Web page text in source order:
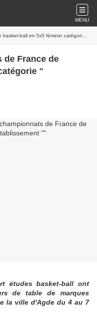
MENU
en 5x5 féminin catégorie " établissement "
de France de
"
études basket-ball ont
de table de marques
la ville d'Agde du 4 au 7